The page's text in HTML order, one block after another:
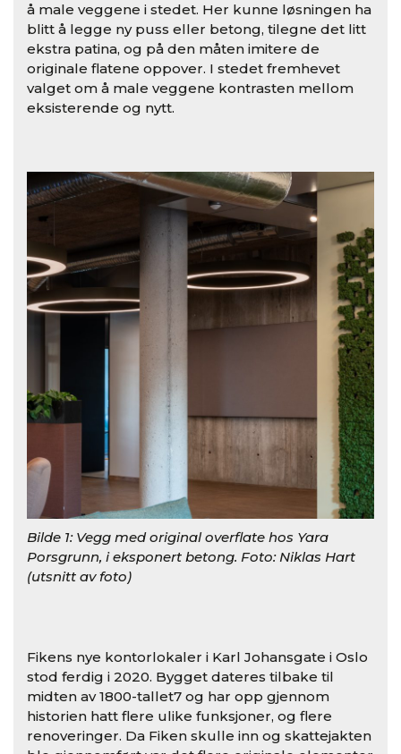
å male veggene i stedet. Her kunne løsningen ha
blitt å legge ny puss eller betong, tilegne det litt
ekstra patina, og på den måten imitere de
originale flatene oppover. I stedet fremhevet
valget om å male veggene kontrasten mellom
eksisterende og nytt.
Bilde 1: Vegg med original overflate hos Yara
Porsgrunn, i eksponert betong. Foto: Niklas Hart
(utsnitt av foto)
Fikens nye kontorlokaler i Karl Johansgate i Oslo
stod ferdig i 2020. Bygget dateres tilbake til
midten av 1800-tallet7 og har opp gjennom
historien hatt flere ulike funksjoner, og flere
renoveringer. Da Fiken skulle inn og skattejakten